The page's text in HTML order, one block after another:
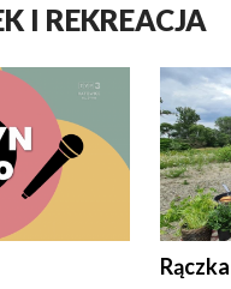
I REKREACJA